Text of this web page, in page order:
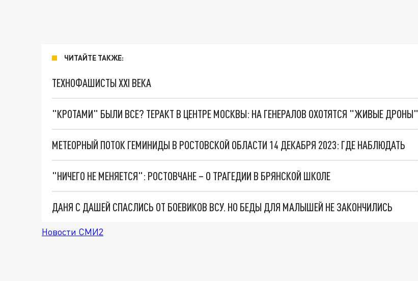
ЧИТАЙТЕ ТАКЖЕ:
ТЕХНОФАШИСТЫ XXI ВЕКА
"КРОТАМИ" БЫЛИ ВСЕ? ТЕРАКТ В ЦЕНТРЕ МОСКВЫ: НА ГЕНЕРАЛОВ ОХОТЯТСЯ "ЖИВЫЕ ДРОНЫ"
МЕТЕОРНЫЙ ПОТОК ГЕМИНИДЫ В РОСТОВСКОЙ ОБЛАСТИ 14 ДЕКАБРЯ 2023: ГДЕ НАБЛЮДАТЬ
"НИЧЕГО НЕ МЕНЯЕТСЯ": РОСТОВЧАНЕ – О ТРАГЕДИИ В БРЯНСКОЙ ШКОЛЕ
ДАНЯ С ДАШЕЙ СПАСЛИСЬ ОТ БОЕВИКОВ ВСУ. НО БЕДЫ ДЛЯ МАЛЫШЕЙ НЕ ЗАКОНЧИЛИСЬ
Новости СМИ2